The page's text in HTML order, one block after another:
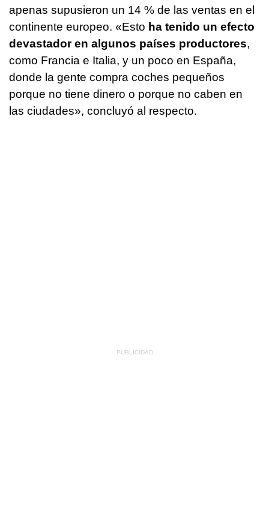
apenas supusieron un 14 % de las ventas en el
continente europeo. «Esto ha tenido un efecto
devastador en algunos países productores,
como Francia e Italia, y un poco en España,
donde la gente compra coches pequeños
porque no tiene dinero o porque no caben en
las ciudades», concluyó al respecto.